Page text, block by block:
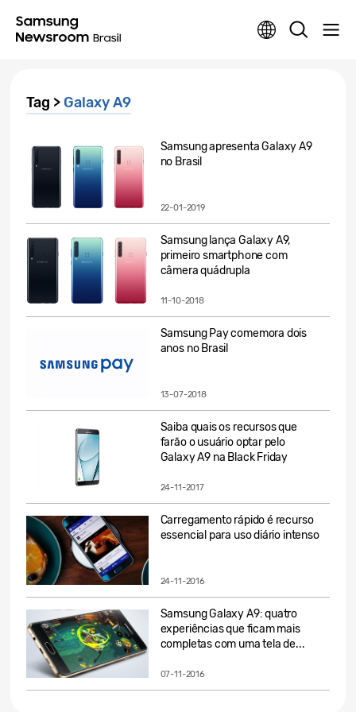
Tag > Galaxy A9
Samsung apresenta Galaxy A9
no Brasil
22-01-2019
Samsung lança Galaxy A9,
primeiro smartphone com
câmera quádrupla
11-10-2018
Samsung Pay comemora dois
anos no Brasil
13-07-2018
Saiba quais os recursos que
farão o usuário optar pelo
Galaxy A9 na Black Friday
24-11-2017
Carregamento rápido é recurso
essencial para uso diário intenso
24-11-2016
Samsung Galaxy A9: quatro
experiências que ficam mais
completas com uma tela de...
07-11-2016